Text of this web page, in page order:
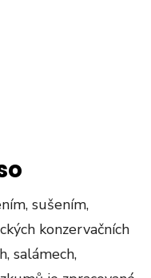
sušením,
konzervačních
salámech,